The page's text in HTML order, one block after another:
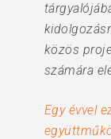
közös
számára
Egy évvel